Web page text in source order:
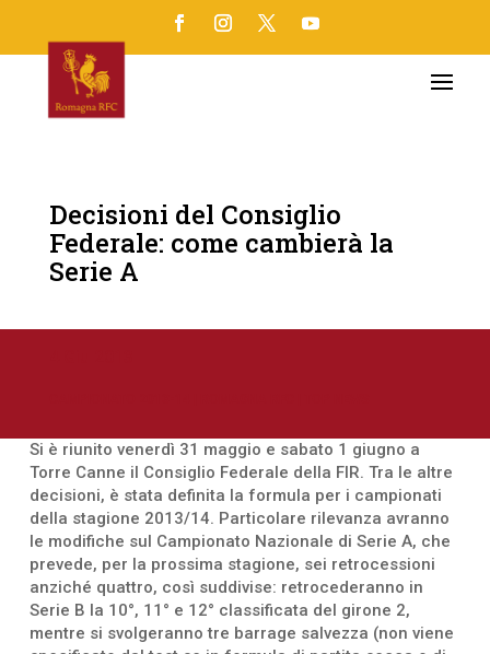
Decisioni del Consiglio
Federale: come cambierà la
Serie A
Si è riunito venerdì 31 maggio e sabato 1 giugno a
Torre Canne il Consiglio Federale della FIR. Tra le altre
decisioni, è stata definita la formula per i campionati
della stagione 2013/14. Particolare rilevanza avranno
le modifiche sul Campionato Nazionale di Serie A, che
prevede, per la prossima stagione, sei retrocessioni
anziché quattro, così suddivise: retrocederanno in
Serie B la 10°, 11° e 12° classificata del girone 2,
mentre si svolgeranno tre barrage salvezza (non viene